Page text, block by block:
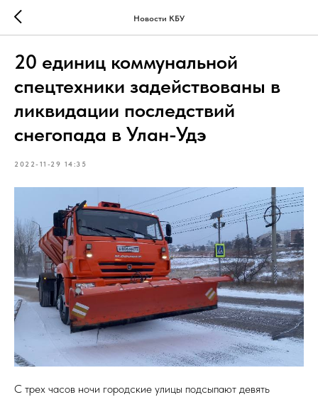
Новости КБУ
20 единиц коммунальной
спецтехники задействованы в
ликвидации последствий
снегопада в Улан-Удэ
2022-11-29 14:35
С трех часов ночи городские улицы подсыпают девять